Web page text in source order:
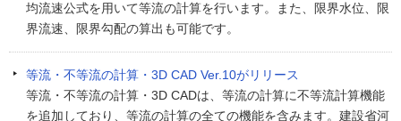
均流速公式を用いて等流の計算を行います。また、限界水位、限
界流速、限界勾配の算出も可能です。
等流・不等流の計算・3D CAD Ver.10がリリース
等流・不等流の計算・3D CADは、等流の計算に不等流計算機能
を追加しており、等流の計算の全ての機能を含みます。建設省河